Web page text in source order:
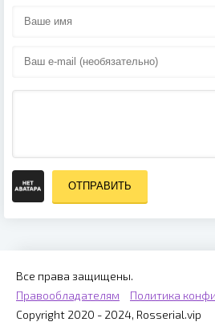
ОТПРАВИТЬ
Все права защищены.
Правообладателям
Политика
Copyright 2020 - 2024, Rosserial.vip